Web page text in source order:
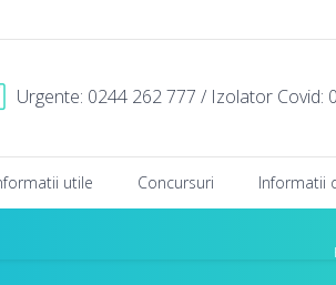
Urgente: 0244 262 777 / Izolator Covid:
utile Concursuri Informatii